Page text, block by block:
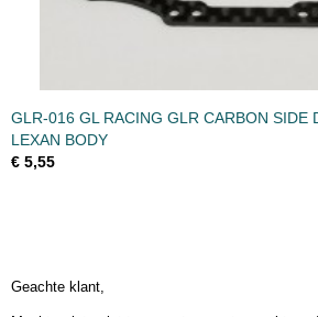
GLR-016 GL RACING GLR CARBON SIDE
LEXAN BODY
€ 5,55
Geachte klant,